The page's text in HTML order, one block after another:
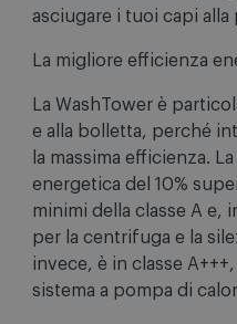
asciugare i tuoi capi alla
La migliore efficienza
La WashTower è
e alla bolletta, perché
la massima efficienza.
energetica del 10%
minimi della classe A e,
per la centrifuga e la
invece, è in classe
sistema a pompa di